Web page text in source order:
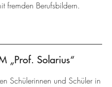
fremden Berufsbildern.
„Prof. Solarius“
Schülerinnen und Schüler in